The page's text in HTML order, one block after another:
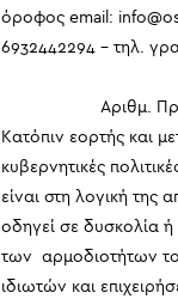
όροφος email:
6932442294 – τηλ.
Αριθμ. Πρωτ.:
Κατόπιν εορτής και
κυβερνητικές
είναι στη λογική
οδηγεί σε δυσκολία
των αρμοδιοτήτων
ιδιωτών και